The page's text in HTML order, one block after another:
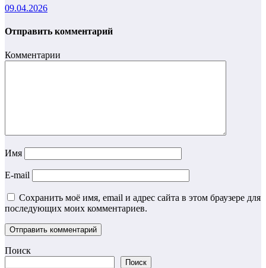
09.04.2026
Отправить комментарий
Комментарии
Имя
E-mail
Сохранить моё имя, email и адрес сайта в этом браузере для
последующих моих комментариев.
Поиск
Поиск